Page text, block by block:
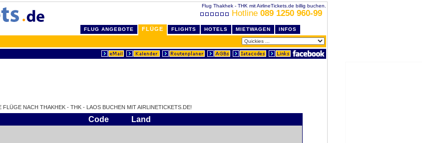
Flug Thakhek - THK mit AirlineTickets.de billig buchen.
Hotline 089 1250 960-99
FLUG ANGEBOTE FLÜGE FLIGHTS HOTELS MIETWAGEN INFOS
FLÜGE NACH THAKHEK - THK - LAOS BUCHEN MIT AIRLINETICKETS.DE!
Code Land